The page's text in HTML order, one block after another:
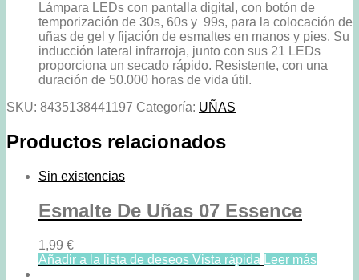
BEAUTY
cantidad
Lámpara LEDs con pantalla digital, con botón de
temporización de 30s, 60s y 99s, para la colocación de
uñas de gel y fijación de esmaltes en manos y pies. Su
inducción lateral infrarroja, junto con sus 21 LEDs
proporciona un secado rápido. Resistente, con una
duración de 50.000 horas de vida útil.
SKU: 8435138441197 Categoría: UÑAS
Productos relacionados
Sin existencias
Esmalte De Uñas 07 Essence
1,99 €
Añadir a la lista de deseos Vista rápida Leer más